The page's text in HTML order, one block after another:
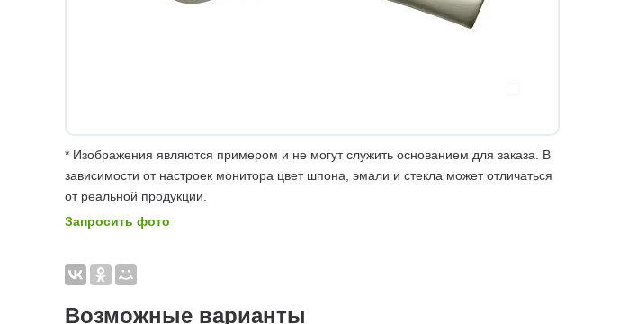
* Изображения являются примером и не могут служить основанием для заказа. В
зависимости от настроек монитора цвет шпона, эмали и стекла может отличаться
от реальной продукции.
Запросить фото
Возможные варианты